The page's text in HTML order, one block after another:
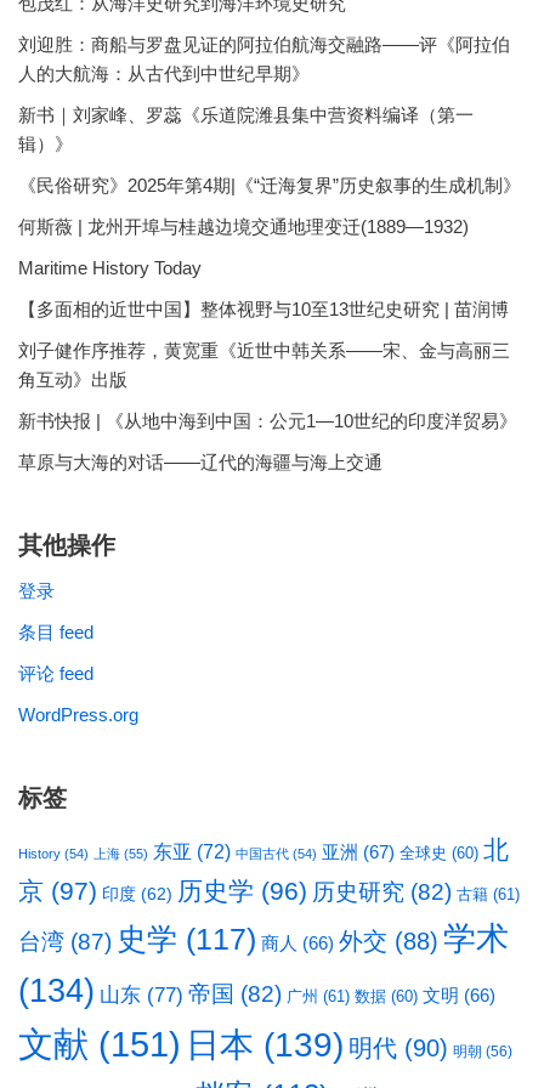
刘迎胜：商船与罗盘见证的阿拉伯航海交融路——评《阿拉伯
人的大航海：从古代到中世纪早期》
新书｜刘家峰、罗蕊《乐道院潍县集中营资料编译（第一
辑）》
《民俗研究》2025年第4期|《“迁海复界”历史叙事的生成机制》
何斯薇 | 龙州开埠与桂越边境交通地理变迁(1889—1932)
Maritime History Today
【多面相的近世中国】整体视野与10至13世纪史研究 | 苗润博
刘子健作序推荐，黄宽重《近世中韩关系——宋、金与高丽三
角互动》出版
新书快报 | 《从地中海到中国：公元1—10世纪的印度洋贸易》
草原与大海的对话——辽代的海疆与海上交通
其他操作
登录
条目 feed
评论 feed
WordPress.org
标签
History (54) 上海 (55) 东亚 (72) 中国古代 (54) 亚洲 (67) 全球史 (60) 北
京 (97) 印度 (62) 历史学 (96) 历史研究 (82) 古籍 (61)
台湾 (87) 史学 (117) 商人 (66) 外交 (88) 学术
(134) 山东 (77) 帝国 (82) 广州 (61) 数据 (60) 文明 (66)
文献 (151) 日本 (139) 明代 (90) 明朝 (56)